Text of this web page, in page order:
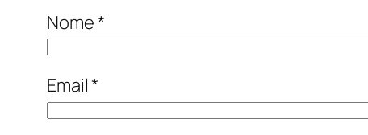
Nome*
Email*